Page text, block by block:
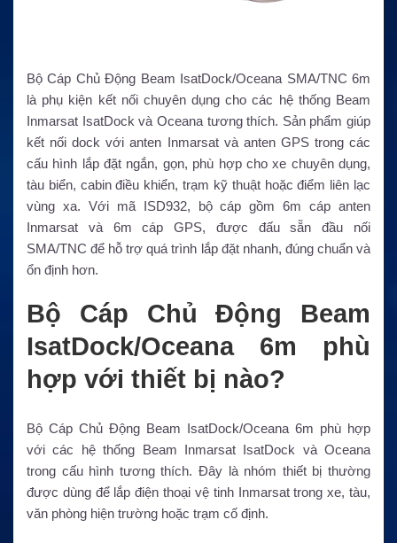
Bộ Cáp Chủ Động Beam IsatDock/Oceana SMA/TNC 6m
là phụ kiện kết nối chuyên dụng cho các hệ thống Beam
Inmarsat IsatDock và Oceana tương thích. Sản phẩm giúp
kết nối dock với anten Inmarsat và anten GPS trong các
cấu hình lắp đặt ngắn, gọn, phù hợp cho xe chuyên dụng,
tàu biển, cabin điều khiển, trạm kỹ thuật hoặc điểm liên lạc
vùng xa. Với mã ISD932, bộ cáp gồm 6m cáp anten
Inmarsat và 6m cáp GPS, được đấu sẵn đầu nối
SMA/TNC để hỗ trợ quá trình lắp đặt nhanh, đúng chuẩn và
ổn định hơn.
Bộ Cáp Chủ Động Beam
IsatDock/Oceana 6m phù
hợp với thiết bị nào?
Bộ Cáp Chủ Động Beam IsatDock/Oceana 6m phù hợp
với các hệ thống Beam Inmarsat IsatDock và Oceana
trong cấu hình tương thích. Đây là nhóm thiết bị thường
được dùng để lắp điện thoại vệ tinh Inmarsat trong xe, tàu,
văn phòng hiện trường hoặc trạm cố định.